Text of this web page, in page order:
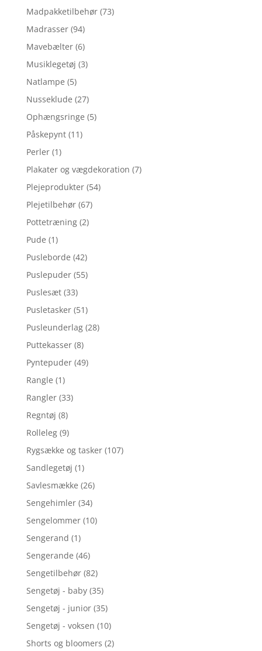
Madpakketilbehør (73)
Madrasser (94)
Mavebælter (6)
Musiklegetøj (3)
Natlampe (5)
Nusseklude (27)
Ophængsringe (5)
Påskepynt (11)
Perler (1)
Plakater og vægdekoration (7)
Plejeprodukter (54)
Plejetilbehør (67)
Pottetræning (2)
Pude (1)
Pusleborde (42)
Puslepuder (55)
Puslesæt (33)
Pusletasker (51)
Pusleunderlag (28)
Puttekasser (8)
Pyntepuder (49)
Rangle (1)
Rangler (33)
Regntøj (8)
Rolleleg (9)
Rygsække og tasker (107)
Sandlegetøj (1)
Savlesmække (26)
Sengehimler (34)
Sengelommer (10)
Sengerand (1)
Sengerande (46)
Sengetilbehør (82)
Sengetøj - baby (35)
Sengetøj - junior (35)
Sengetøj - voksen (10)
Shorts og bloomers (2)